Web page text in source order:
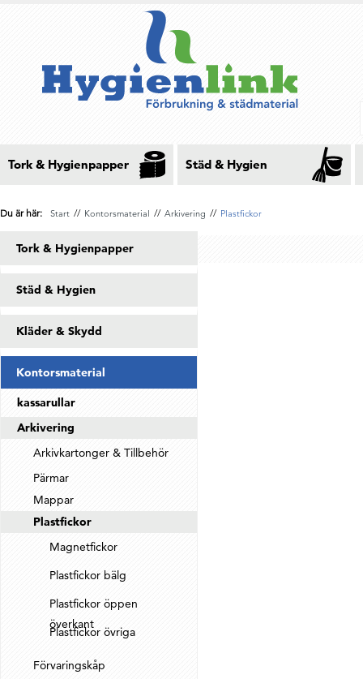
Tork & Hygienpapper Städ & Hygien
Du är här: Start // Kontorsmaterial // Arkivering // Plastfickor
Tork & Hygienpapper
Städ & Hygien
Kläder & Skydd
Kontorsmaterial
kassarullar
Arkivering
Arkivkartonger & Tillbehör
Pärmar
Mappar
Plastfickor
Magnetfickor
Plastfickor bälg
Plastfickor öppen
överkant
Plastfickor övriga
Förvaringskåp